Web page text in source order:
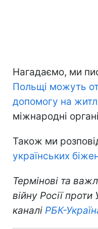
Нагадаємо, ми
Польщі можуть
допомогу на
міжнародні
Також ми
українських
Термінові та
війну Росії проти
каналі РБК-